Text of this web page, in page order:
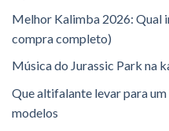
Melhor Kalimba 2026: Qual
compra completo)
Música do Jurassic Park na
Que altifalante levar para
modelos